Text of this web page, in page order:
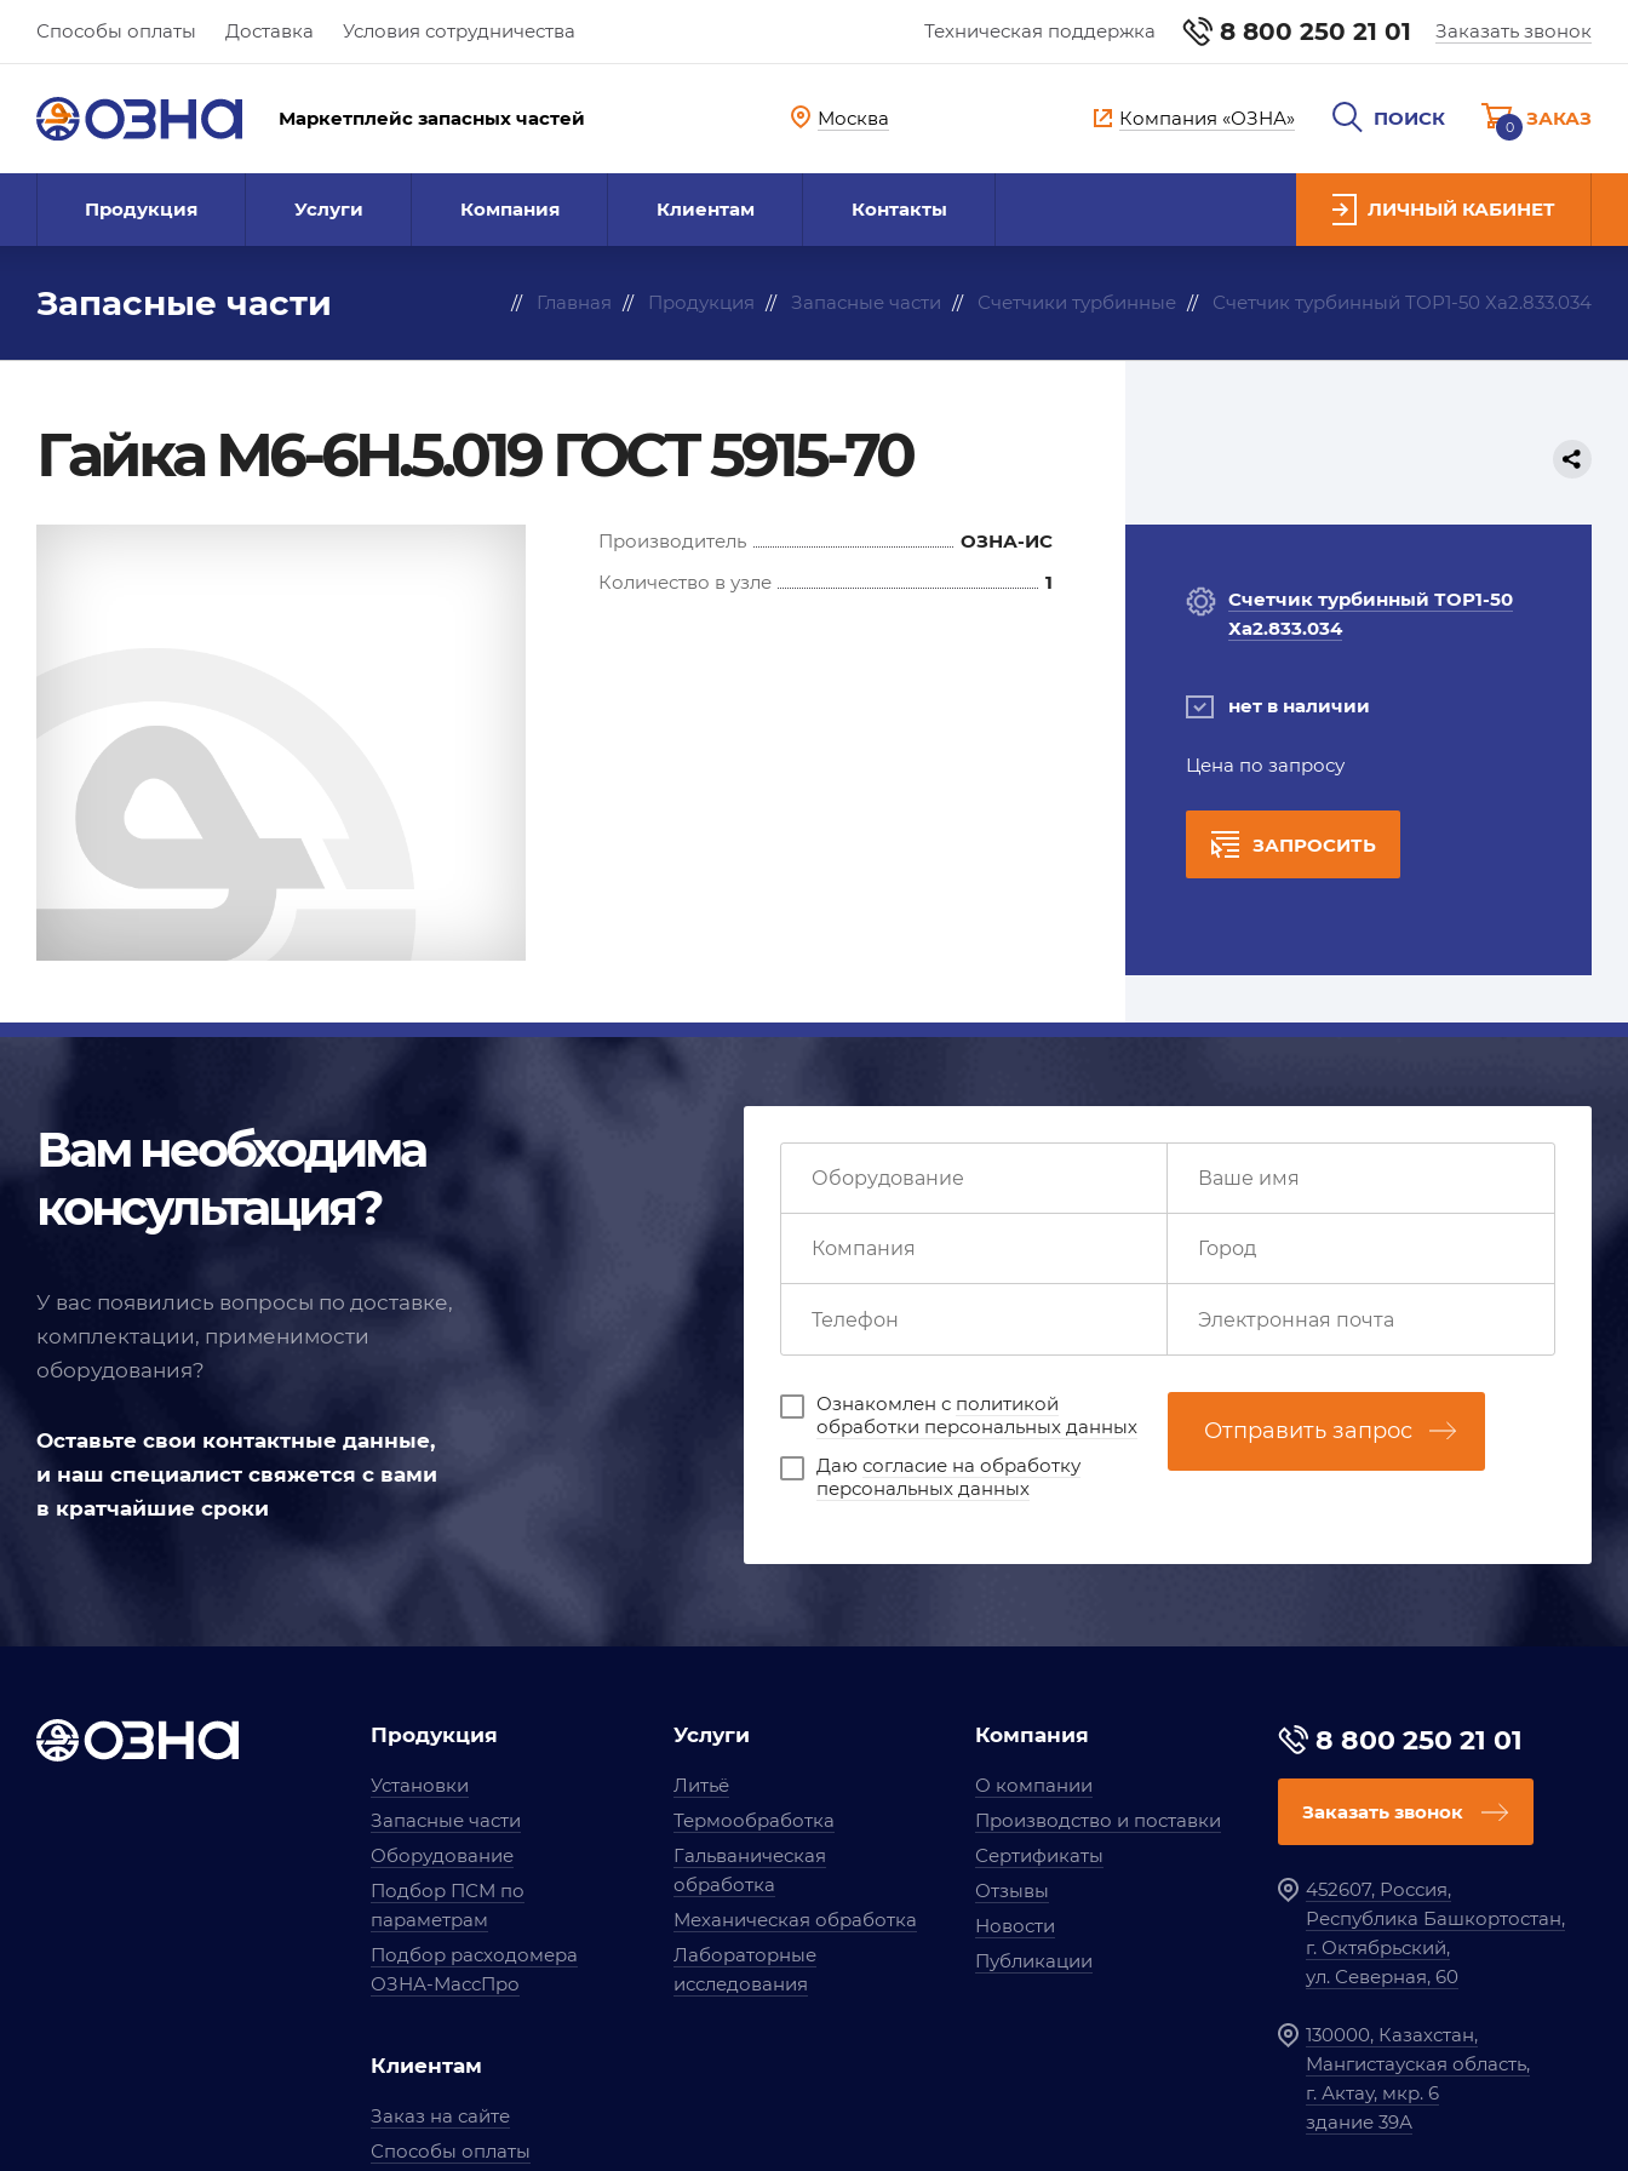
Способы оплаты Доставка Условия сотрудничества Техническая поддержка 8 800 250 21 01 Заказать звонок
Маркетплейс запасных частей Москва Компания «ОЗНА» ПОИСК 0 ЗАКАЗ
Продукция Услуги Компания Клиентам Контакты ЛИЧНЫЙ КАБИНЕТ
Запасные части Главная Продукция Запасные части Счетчики турбинные Счетчик турбинный ТОР1-50 Ха2.833.034
Гайка М6-6H.5.019 ГОСТ 5915-70
Производитель
ОЗНА-ИС
Количество в узле
1
Счетчик турбинный ТОР1-50
Ха2.833.034
нет в наличии
Цена по запросу
ЗАПРОСИТЬ
Вам необходима
консультация?
У вас появились вопросы по доставке,
комплектации, применимости
оборудования?
Оставьте свои контактные данные,
и наш специалист свяжется с вами
в кратчайшие сроки
Ознакомлен с политикой
обработки персональных данных
Даю согласие на обработку
персональных данных
Отправить запрос
Продукция
Установки
Запасные части
Оборудование
Подбор ПСМ по
параметрам
Подбор расходомера
ОЗНА-МассПро
Клиентам
Заказ на сайте
Способы оплаты
Услуги
Литьё
Термообработка
Гальваническая
обработка
Механическая обработка
Лабораторные
исследования
Компания
О компании
Производство и поставки
Сертификаты
Отзывы
Новости
Публикации
8 800 250 21 01
Заказать звонок
452607, Россия,
Республика Башкортостан,
г. Октябрьский,
ул. Северная, 60
130000, Казахстан,
Мангистауская область,
г. Актау, мкр. 6
здание 39А